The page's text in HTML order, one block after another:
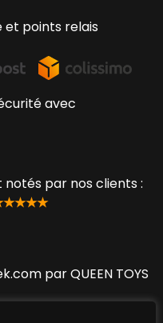
et points relais
avec
par nos clients :
par QUEEN TOYS